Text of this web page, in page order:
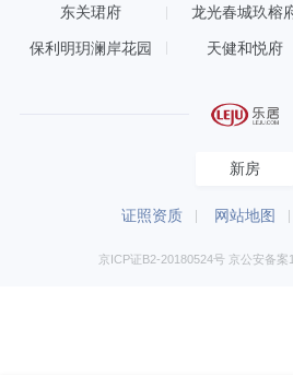
东关珺府 龙光春城玖榕
保利明玥澜岸花园 天健和悦府
新房
证照资质 网站地图
京ICP证B2-20180524号 京公安备案